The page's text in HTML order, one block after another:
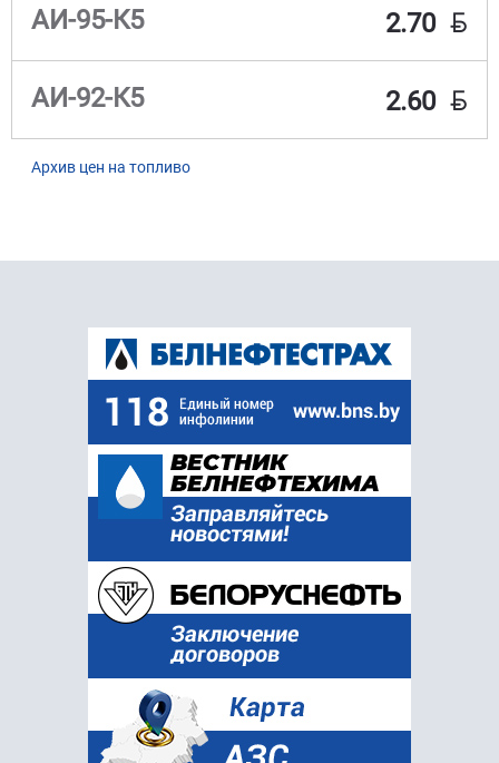
АИ-95-К5 2.70 BYN
АИ-92-К5 2.60 BYN
Архив цен на топливо